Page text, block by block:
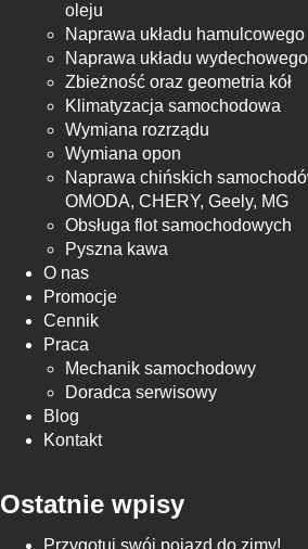
oleju
Naprawa układu hamulcowego
Naprawa układu wydechowego
Zbieżność oraz geometria kół
Klimatyzacja samochodowa
Wymiana rozrządu
Wymiana opon
Naprawa chińskich
OMODA, CHERY, Geely, MG
Obsługa flot samochodowych
Pyszna kawa
O nas
Promocje
Cennik
Praca
Mechanik samochodowy
Doradca serwisowy
Blog
Kontakt
Ostatnie wpisy
Przygotuj swój pojazd do zimy!